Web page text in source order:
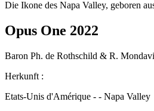
Die Ikone des Napa Valley, geboren
Opus One 2022
Baron Ph. de Rothschild & R.
Herkunft :
Etats-Unis d'Amérique - - Napa Valley